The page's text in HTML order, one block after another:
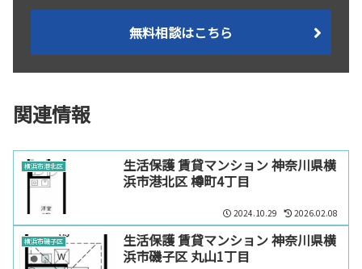
無料相談はこちら
関連情報
横浜市港北区
生活保護 賃貸マンション 神奈川県横
浜市港北区 樽町4丁目
2024.10.29 2026.02.08
横浜市磯子区
生活保護 賃貸マンション 神奈川県横
浜市磯子区 丸山1丁目